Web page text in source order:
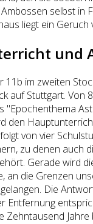
selbst in
liegt ein Geruch
und
11b im zweiten
auf Stuttgart. Von
"Epochenthema
den
von vier
zu denen auch
Gerade wird
an die Grenzen
Die
Entfernung
Zehntausend Jahre